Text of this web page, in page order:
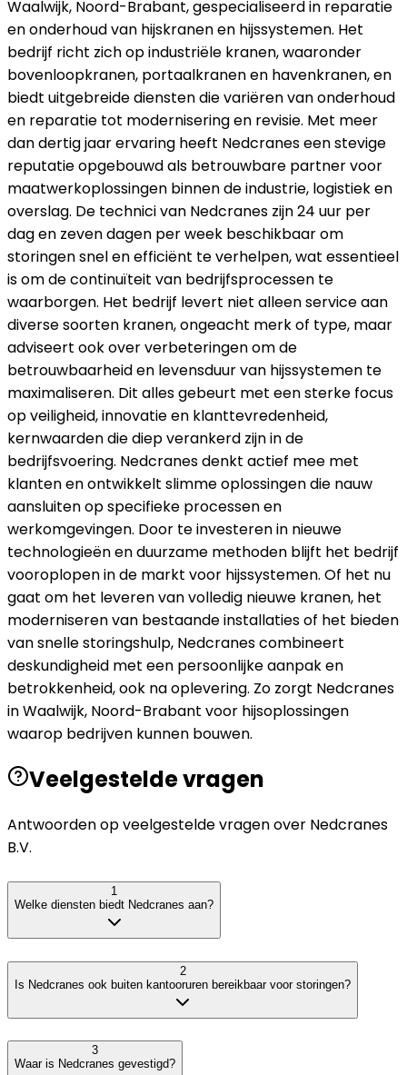
Waalwijk, Noord-Brabant, gespecialiseerd in reparatie
en onderhoud van hijskranen en hijssystemen. Het
bedrijf richt zich op industriële kranen, waaronder
bovenloopkranen, portaalkranen en havenkranen, en
biedt uitgebreide diensten die variëren van onderhoud
en reparatie tot modernisering en revisie. Met meer
dan dertig jaar ervaring heeft Nedcranes een stevige
reputatie opgebouwd als betrouwbare partner voor
maatwerkoplossingen binnen de industrie, logistiek en
overslag. De technici van Nedcranes zijn 24 uur per
dag en zeven dagen per week beschikbaar om
storingen snel en efficiënt te verhelpen, wat essentieel
is om de continuïteit van bedrijfsprocessen te
waarborgen. Het bedrijf levert niet alleen service aan
diverse soorten kranen, ongeacht merk of type, maar
adviseert ook over verbeteringen om de
betrouwbaarheid en levensduur van hijssystemen te
maximaliseren. Dit alles gebeurt met een sterke focus
op veiligheid, innovatie en klanttevredenheid,
kernwaarden die diep verankerd zijn in de
bedrijfsvoering. Nedcranes denkt actief mee met
klanten en ontwikkelt slimme oplossingen die nauw
aansluiten op specifieke processen en
werkomgevingen. Door te investeren in nieuwe
technologieën en duurzame methoden blijft het bedrijf
vooroplopen in de markt voor hijssystemen. Of het nu
gaat om het leveren van volledig nieuwe kranen, het
moderniseren van bestaande installaties of het bieden
van snelle storingshulp, Nedcranes combineert
deskundigheid met een persoonlijke aanpak en
betrokkenheid, ook na oplevering. Zo zorgt Nedcranes
in Waalwijk, Noord-Brabant voor hijsoplossingen
waarop bedrijven kunnen bouwen.
Veelgestelde vragen
Antwoorden op veelgestelde vragen over Nedcranes
B.V.
1
Welke diensten biedt Nedcranes aan?
2
Is Nedcranes ook buiten kantooruren bereikbaar voor storingen?
3
Waar is Nedcranes gevestigd?